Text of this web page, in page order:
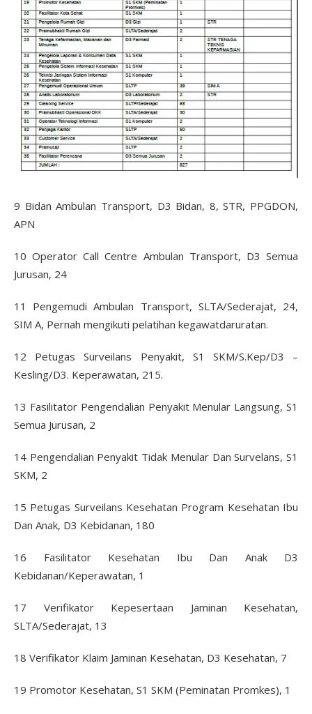
9 Bidan Ambulan Transport, D3 Bidan, 8, STR, PPGDON,
APN
10 Operator Call Centre Ambulan Transport, D3 Semua
Jurusan, 24
11 Pengemudi Ambulan Transport, SLTA/Sederajat, 24,
SIM A, Pernah mengikuti pelatihan kegawatdaruratan.
12 Petugas Surveilans Penyakit, S1 SKM/S.Kep/D3 –
Kesling/D3. Keperawatan, 215.
13 Fasilitator Pengendalian Penyakit Menular Langsung, S1
Semua Jurusan, 2
14 Pengendalian Penyakit Tidak Menular Dan Survelans, S1
SKM, 2
15 Petugas Surveilans Kesehatan Program Kesehatan Ibu
Dan Anak, D3 Kebidanan, 180
16 Fasilitator Kesehatan Ibu Dan Anak D3
Kebidanan/Keperawatan, 1
17 Verifikator Kepesertaan Jaminan Kesehatan,
SLTA/Sederajat, 13
18 Verifikator Klaim Jaminan Kesehatan, D3 Kesehatan, 7
19 Promotor Kesehatan, S1 SKM (Peminatan Promkes), 1